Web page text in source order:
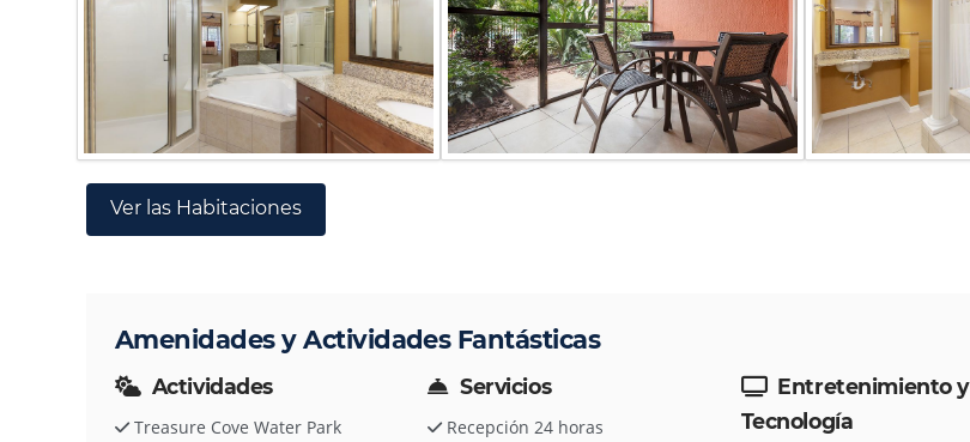
Ver las Habitaciones
Amenidades y Actividades Fantásticas
Actividades
Treasure Cove Water Park
Servicios
Recepción 24 horas
Entretenimiento y
Tecnología